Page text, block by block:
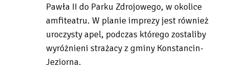
Pawła II do Parku Zdrojowego, w okolice
amfiteatru. W planie imprezy jest również
uroczysty apel, podczas którego zostaliby
wyróżnieni strażacy z gminy Konstancin-
Jeziorna.